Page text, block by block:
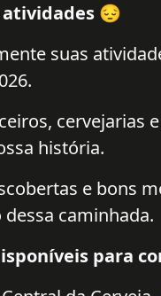
atividades 😔
suas
cervejarias
história.
e bons
caminhada.
para